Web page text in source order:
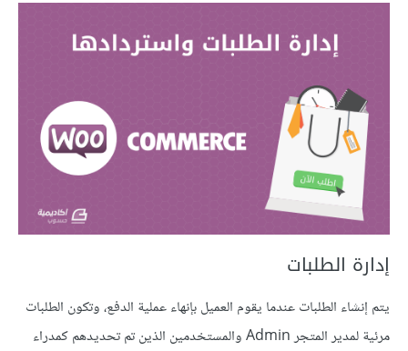
إدارة الطلبات
يتم إنشاء الطلبات عندما يقوم العميل بإنهاء عملية الدفع، وتكون الطلبات
مرئية لمدير المتجر Admin والمستخدمين الذين تم تحديدهم كمدراء